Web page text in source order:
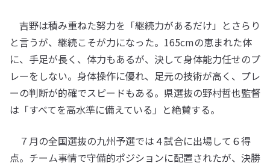
吉野は積み重ねた努力を「継続力があるだけ」とさらり
と言うが、継続こそが力になった。165cmの恵まれた体
に、手足が長く、体力もあるが、決して身体能力任せのプ
レーをしない。身体操作に優れ、足元の技術が高く、プレ
ーの判断が的確でスピードもある。県選抜の野村哲也監督
は「すべてを高水準に備えている」と絶賛する。
７月の全国選抜の九州予選では４試合に出場して６得
点。チーム事情で守備的ポジションに配置されたが、決勝